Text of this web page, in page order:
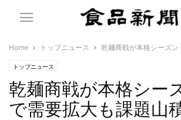
Home トップニュース 乾麺商戦が本格シーズン
トップニュース
乾麺商戦が本格シー
で需要拡大も課題山